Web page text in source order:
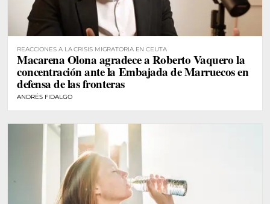
REACCIONES A LA CRISIS MIGRATORIA EN CEUTA
Macarena Olona agradece a Roberto Vaquero la
concentración ante la Embajada de Marruecos en
defensa de las fronteras
ANDRÉS FIDALGO